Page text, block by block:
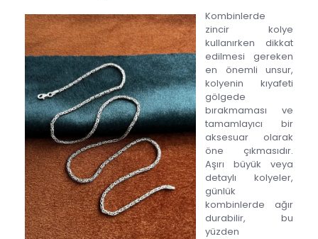
Kombinlerde
zincir kolye
kullanırken dikkat
edilmesi gereken
en önemli unsur,
kolyenin kıyafeti
gölgede
bırakmaması ve
tamamlayıcı bir
aksesuar olarak
öne çıkmasıdır.
Aşırı büyük veya
detaylı kolyeler,
günlük
kombinlerde ağır
durabilir, bu
yüzden